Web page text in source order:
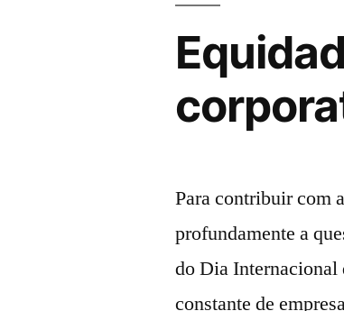
Para contribuir com
profundamente a
do Dia Internacional
constante de